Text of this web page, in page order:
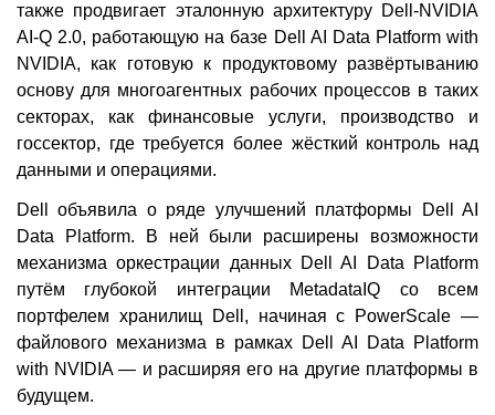
также продвигает эталонную архитектуру Dell-NVIDIA
AI-Q 2.0, работающую на базе Dell AI Data Platform with
NVIDIA, как готовую к продуктовому развёртыванию
основу для многоагентных рабочих процессов в таких
секторах, как финансовые услуги, производство и
госсектор, где требуется более жёсткий контроль над
данными и операциями.
Dell объявила о ряде улучшений платформы Dell AI
Data Platform. В ней были расширены возможности
механизма оркестрации данных Dell AI Data Platform
путём глубокой интеграции MetadataIQ со всем
портфелем хранилищ Dell, начиная с PowerScale —
файлового механизма в рамках Dell AI Data Platform
with NVIDIA — и расширяя его на другие платформы в
будущем.